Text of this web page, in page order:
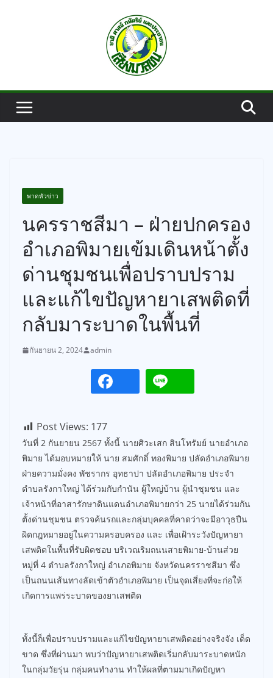
พาดหัวข่าว
นครราชสีมา – ฝ่ายปกครอง
อำเภอพิมายเข้มเดินหน้าตั้ง
ด่านชุมชนเพื่อปราบปราม
และแก้ไขปัญหายาเสพติดที่
กลับมาระบาดในพื้นที่
กันยายน 2, 2024 admin
Post Views: 177
วันที่ 2 กันยายน 2567 ทั้งนี้ นายศิวะเสก สินโทรัมย์ นายอำเภอ
พิมาย ได้มอบหมายให้ นาย สมศักดิ์ ทองพิมาย ปลัดอำเภอพิมาย
ฝ่ายความมั่งคง พัชรากร อุทธาปา ปลัดอำเภอพิมาย ประจำ
ตำบลรังกาใหญ่ ได้ร่วมกับกำนัน ผู้ใหญ่บ้าน ผู้นำชุมชน และ
เจ้าหน้าที่อาสารักษาดินแดนอำเภอพิมายกว่า 25 นายได้ร่วมกัน
ตั้งด่านชุมชน ตรวจค้นรถและกลุ่มบุคคลที่คาดว่าจะมีอาวุธปืน
ผิดกฎหมายอยู่ในความครอบครอง และ เพื่อเฝ้าระวังปัญหายา
เสพติดในพื้นที่รับผิดชอบ บริเวณริมถนนสายพิมาย-บ้านส่วย
หมู่ที่ 4 ตำบลรังกาใหญ่ อำเภอพิมาย จังหวัดนครราชสีมา ซึ่ง
เป็นถนนเส้นทางลัดเข้าตัวอำเภอพิมาย เป็นจุดเสี่ยงที่จะก่อให้
เกิดการแพร่ระบาดของยาเสพติด
ทั้งนี้ก็เพื่อปราบปรามและแก้ไขปัญหายาเสพติดอย่างจริงจัง เด็ด
ขาด ซึ่งที่ผ่านมา พบว่าปัญหายาเสพติดเริ่มกลับมาระบาดหนัก
ในกลุ่มวัยรุ่น กลุ่มคนทำงาน ทำให้ผลที่ตามมาเกิดปัญหา